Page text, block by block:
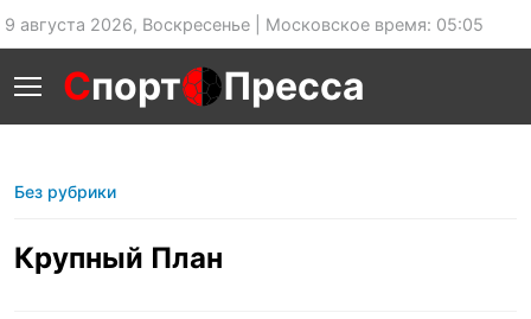
9 августа 2026, Воскресенье | Московское время: 05:05
Спорт Пресса
Без рубрики
Крупный План